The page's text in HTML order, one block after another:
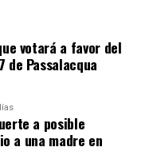
votará a favor del
de Passalacqua
a posible
a una madre en